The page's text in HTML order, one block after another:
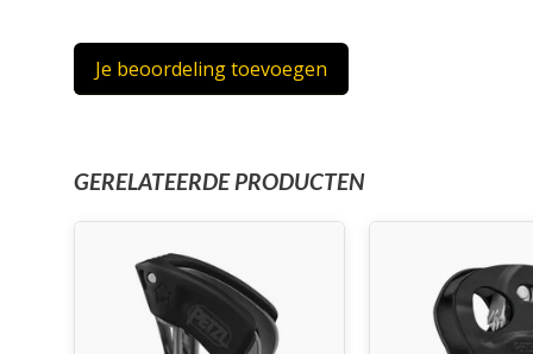
Je beoordeling toevoegen
GERELATEERDE PRODUCTEN